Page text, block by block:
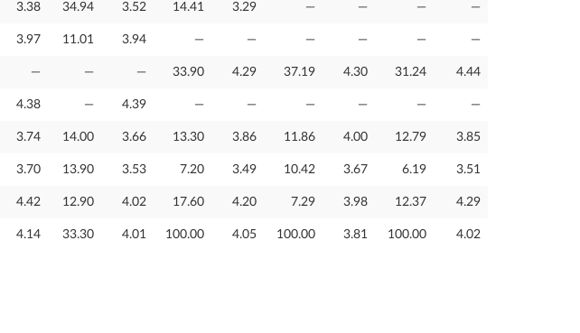
3.38 34.94 3.52 14.41 3.29 — — — —
3.97 11.01 3.94 — — — — — —
— — — 33.90 4.29 37.19 4.30 31.24 4.44
4.38 — 4.39 — — — — — —
3.74 14.00 3.66 13.30 3.86 11.86 4.00 12.79 3.85
3.70 13.90 3.53 7.20 3.49 10.42 3.67 6.19 3.51
4.42 12.90 4.02 17.60 4.20 7.29 3.98 12.37 4.29
4.14 33.30 4.01 100.00 4.05 100.00 3.81 100.00 4.02